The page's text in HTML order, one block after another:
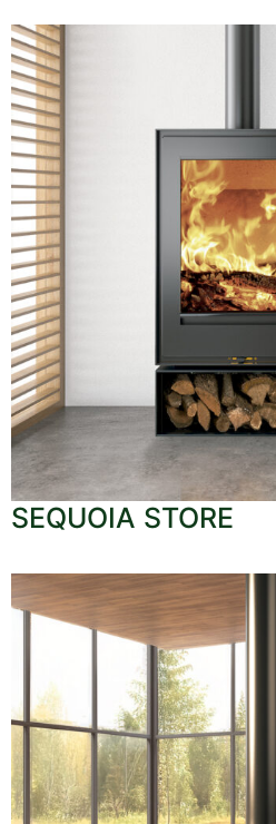
SEQUOIA STORE